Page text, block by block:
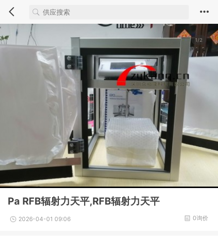
1/2
Pa RFB辐射力天平,RFB辐射力天平
2026-04-01 09:06 0询价